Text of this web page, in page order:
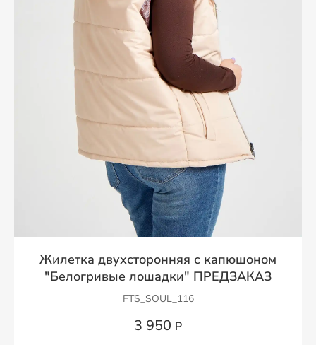
Жилетка двухсторонняя с капюшоном
"Белогривые лошадки" ПРЕДЗАКАЗ
FTS_SOUL_116
3 950 Р